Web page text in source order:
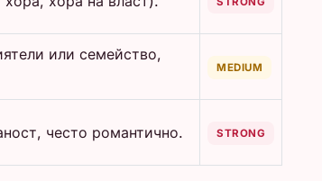
или семейство,
MEDIUM
често романтично. STRONG